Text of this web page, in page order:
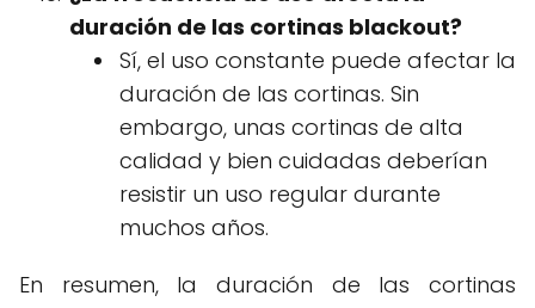
duración de las cortinas blackout?
Sí, el uso constante puede afectar la
duración de las cortinas. Sin
embargo, unas cortinas de alta
calidad y bien cuidadas deberían
resistir un uso regular durante
muchos años.
En resumen, la duración de las cortinas